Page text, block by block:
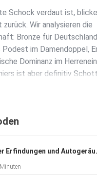
Schock verdaut ist,
Wir analysieren die
Bronze für
Podest im Damendoppel,
Dominanz im
ist aber definitiv
aus erster Hand
"nur" zum Vizetitel
warum war Bischmisheim
vorne?